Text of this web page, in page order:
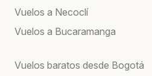
Vuelos a Necoclí
Vuelos a Bucaramanga
Vuelos baratos desde Bogotá